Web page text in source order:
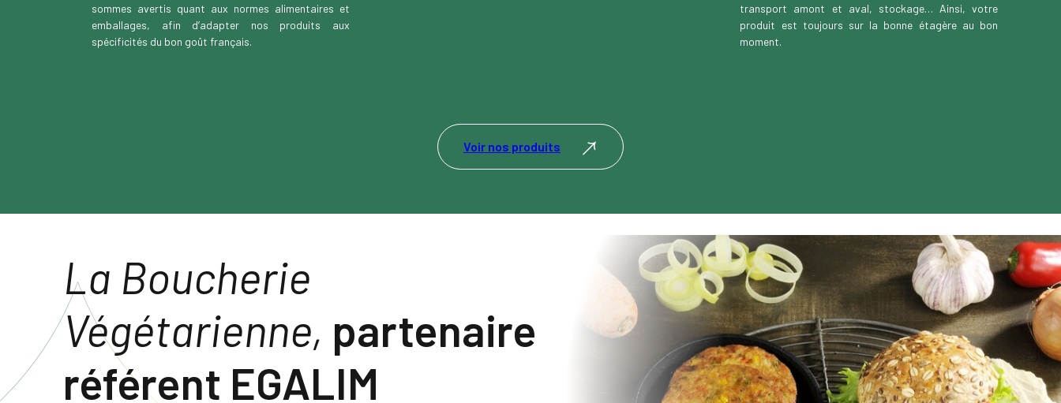
sommes avertis quant aux normes alimentaires et
emballages, afin d’adapter nos produits aux
spécificités du bon goût français.
transport amont et aval, stockage… Ainsi, votre
produit est toujours sur la bonne étagère au bon
moment.
Voir nos produits
La Boucherie
Végétarienne, partenaire
référent EGALIM